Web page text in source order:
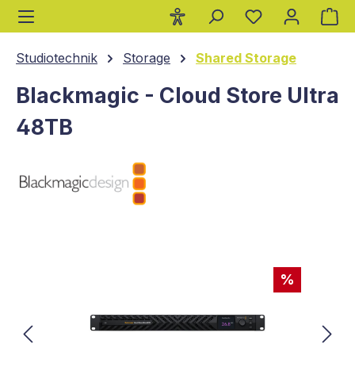
springen
Studiotechnik Storage Shared Storage
Blackmagic - Cloud Store Ultra
48TB
%